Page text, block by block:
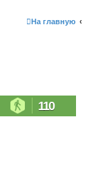
На главную
110